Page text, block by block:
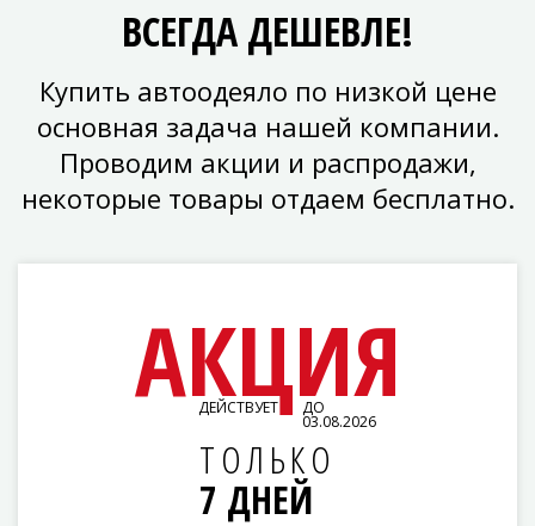
ВСЕГДА ДЕШЕВЛЕ!
Купить автоодеяло по низкой цене
основная задача нашей компании.
Проводим акции и распродажи,
некоторые товары отдаем бесплатно.
АКЦИЯ
ДЕЙСТВУЕТ ДО
03.08.2026
ТОЛЬКО
7 ДНЕЙ